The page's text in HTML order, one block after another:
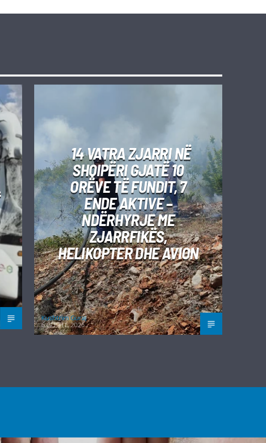
14 VATRA ZJARRI NË
SHQIPËRI GJATË 10
ORËVE TË FUNDIT, 7
ENDE AKTIVE –
NDËRHYRJE ME
ZJARRFIKËS,
HELIKOPTER DHE AVION
Kushtrim Guraj
6 GUSHT, 2026